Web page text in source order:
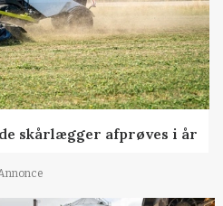
skårlægger afprøves i år